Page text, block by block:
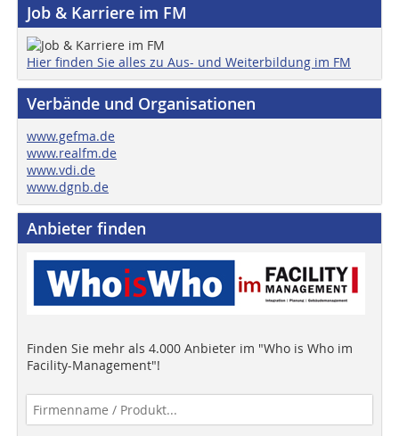
Job & Karriere im FM
Hier finden Sie alles zu Aus- und Weiterbildung im FM
Verbände und Organisationen
www.gefma.de
www.realfm.de
www.vdi.de
www.dgnb.de
Anbieter finden
Finden Sie mehr als 4.000 Anbieter im "Who is Who im
Facility-Management"!